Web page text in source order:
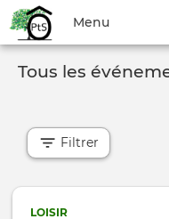
Menu
du
compte
Menu
Toggle
navigation
Tous les
Filtrer
LOISIR